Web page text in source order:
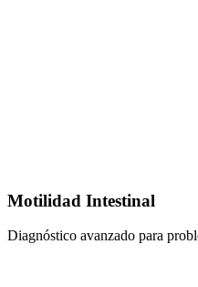
Motilidad Intestinal
Diagnóstico avanzado para